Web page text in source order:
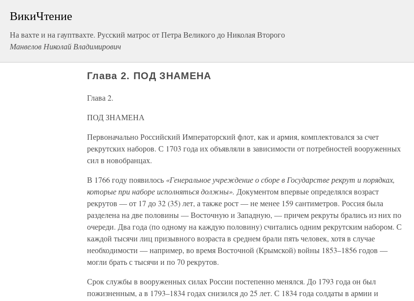
ВикиЧтение
На вахте и на гауптвахте. Русский матрос от Петра Великого до Николая Второго
Манвелов Николай Владимирович
Глава 2. ПОД ЗНАМЕНА
Глава 2.
ПОД ЗНАМЕНА
Первоначально Российский Императорский флот, как и армия, комплектовался за счет
рекрутских наборов. С 1703 года их объявляли в зависимости от потребностей вооруженных
сил в новобранцах.
В 1766 году появилось «Генеральное учреждение о сборе в Государстве рекрут и порядках,
которые при наборе исполняться должны». Документом впервые определялся возраст
рекрутов — от 17 до 32 (35) лет, а также рост — не менее 159 сантиметров. Россия была
разделена на две половины — Восточную и Западную, — причем рекруты брались из них по
очереди. Два года (по одному на каждую половину) считались одним рекрутским набором. С
каждой тысячи лиц призывного возраста в среднем брали пять человек, хотя в случае
необходимости — например, во время Восточной (Крымской) войны 1853–1856 годов —
могли брать с тысячи и по 70 рекрутов.
Срок службы в вооруженных силах России постепенно менялся. До 1793 года он был
пожизненным, а в 1793–1834 годах снизился до 25 лет. С 1834 года солдаты в армии и